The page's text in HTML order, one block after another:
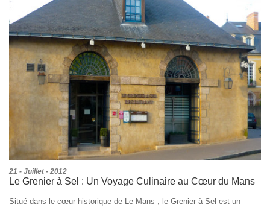
21 - Juillet - 2012
Le Grenier à Sel : Un Voyage Culinaire au Cœur du Mans
Situé dans le cœur historique de Le Mans , le Grenier à Sel est un